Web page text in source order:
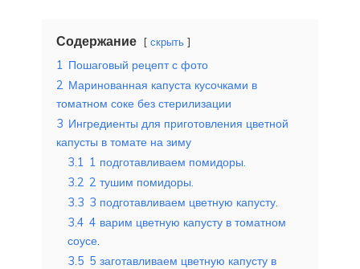
Содержание скрыть
1 Пошаговый рецепт с фото
2 Маринованная капуста кусочками в
томатном соке без стерилизации
3 Ингредиенты для приготовления цветной
капусты в томате на зиму
3.1 1 подготавливаем помидоры.
3.2 2 тушим помидоры.
3.3 3 подготавливаем цветную капусту.
3.4 4 варим цветную капусту в томатном
соусе.
3.5 5 заготавливаем цветную капусту в